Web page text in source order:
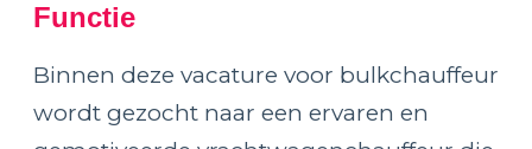
Functie
Binnen deze vacature voor bulkchauffeur
wordt gezocht naar een ervaren en